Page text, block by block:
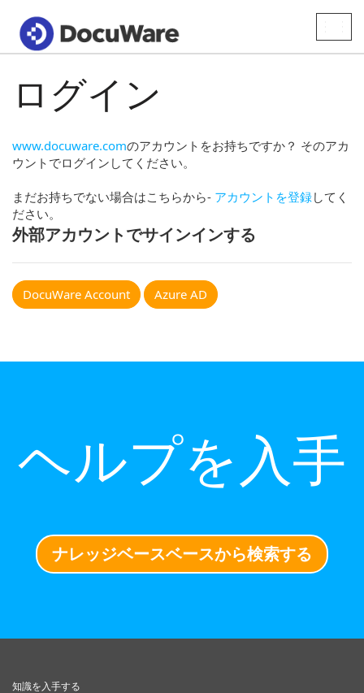
ログイン
www.docuware.comのアカウントをお持ちですか？ そのアカ
ウントでログインしてください。
まだお持ちでない場合はこちらから- アカウントを登録してく
ださい。
外部アカウントでサインインする
DocuWare Account Azure AD
ヘルプを入手
ナレッジベースベースから検索する
知識を入手する